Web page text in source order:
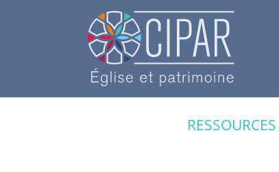
RESSOURCES